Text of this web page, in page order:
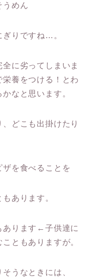
めん
ぎりですね…。
に劣ってしまいま
養をつける！とわ
なと思います。
どこも出掛けたり
を食べることを
あります。
あります←子供達に
ともありますが。
うなときには、